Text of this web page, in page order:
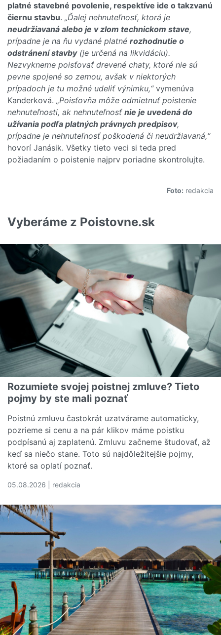
platné stavebné povolenie, respektíve ide o takzvanú
čiernu stavbu. „Ďalej nehnuteľnosť, ktorá je
neudržiavaná alebo je v zlom technickom stave,
prípadne je na ňu vydané platné rozhodnutie o
odstránení stavby(je určená na likvidáciu).
Nezvykneme poisťovať drevené chaty, ktoré nie sú
pevne spojené so zemou, avšak v niektorých
prípadoch je tu možné udeliť výnimku,“vymenúva
Kanderková. „Poisťovňa môže odmietnuť poistenie
nehnuteľnosti, ak nehnuteľnosť nie je uvedená do
užívania podľa platných právnych predpisov,
prípadne je nehnuteľnosť poškodená či neudržiavaná,“
hovorí Janásik. Všetky tieto veci si teda pred
požiadaním o poistenie najprv poriadne skontrolujte.
Foto: redakcia
Vyberáme z Poistovne.sk
Rozumiete svojej poistnej zmluve? Tieto
pojmy by ste mali poznať
Poistnú zmluvu častokrát uzatvárame automaticky,
pozrieme si cenu a na pár klikov máme poistku
podpísanú aj zaplatenú. Zmluvu začneme študovať, až
keď sa niečo stane. Toto sú najdôležitejšie pojmy,
ktoré sa oplatí poznať.
05.08.2026 | redakcia